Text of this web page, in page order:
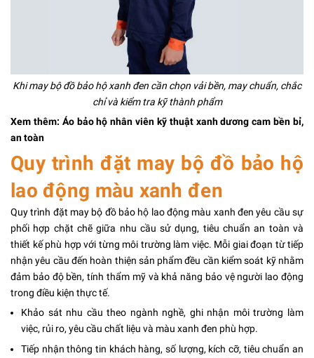
Khi may bộ đồ bảo hộ xanh đen cần chọn vải bền, may chuẩn, chắc
chỉ và kiểm tra kỹ thành phẩm
Xem thêm: Áo bảo hộ nhân viên kỹ thuật xanh dương cam bền bỉ,
an toàn
Quy trình đặt may bộ đồ bảo hộ
lao động màu xanh đen
Quy trình đặt may bộ đồ bảo hộ lao động màu xanh đen yêu cầu sự
phối hợp chặt chẽ giữa nhu cầu sử dụng, tiêu chuẩn an toàn và
thiết kế phù hợp với từng môi trường làm việc. Mỗi giai đoạn từ tiếp
nhận yêu cầu đến hoàn thiện sản phẩm đều cần kiểm soát kỹ nhằm
đảm bảo độ bền, tính thẩm mỹ và khả năng bảo vệ người lao động
trong điều kiện thực tế.
Khảo sát nhu cầu theo ngành nghề, ghi nhận môi trường làm
việc, rủi ro, yêu cầu chất liệu và màu xanh đen phù hợp.
Tiếp nhận thông tin khách hàng, số lượng, kích cỡ, tiêu chuẩn an